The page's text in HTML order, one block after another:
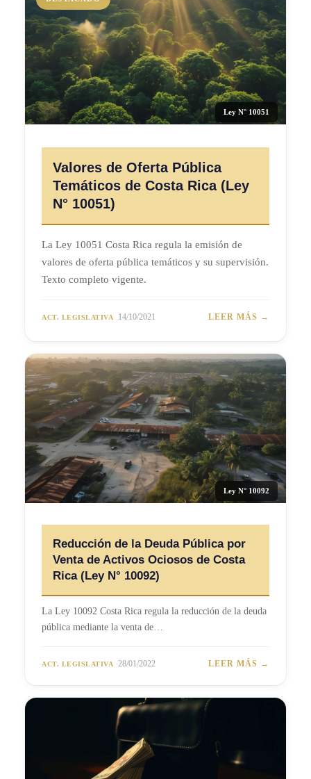
Ley N° 10051
Valores de Oferta Pública
Temáticos de Costa Rica (Ley
N° 10051)
La Ley 10051 Costa Rica regula la emisión de
valores de oferta pública temáticos y su supervisión.
Texto completo vigente.
ACT. LEGISLATIVA 14/10/2021 LEER MÁS →
Ley N° 10092
Reducción de la Deuda Pública por
Venta de Activos Ociosos de Costa
Rica (Ley N° 10092)
La Ley 10092 Costa Rica regula la reducción de la deuda
pública mediante la venta de…
ACT. LEGISLATIVA 28/01/2022 LEER MÁS →